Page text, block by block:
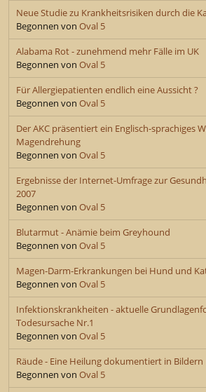
Neue Studie zu Krankheitsrisiken durch die
Begonnen von Oval 5
Alabama Rot - zunehmend mehr Fälle im UK
Begonnen von Oval 5
Für Allergiepatienten endlich eine Aussicht ?
Begonnen von Oval 5
Der AKC präsentiert ein Englisch-sprachiges
Magendrehung
Begonnen von Oval 5
Ergebnisse der Internet-Umfrage zur
2007
Begonnen von Oval 5
Blutarmut - Anämie beim Greyhound
Begonnen von Oval 5
Magen-Darm-Erkrankungen bei Hund und
Begonnen von Oval 5
Infektionskrankheiten - aktuelle
Todesursache Nr.1
Begonnen von Oval 5
Räude - Eine Heilung dokumentiert in Bildern
Begonnen von Oval 5